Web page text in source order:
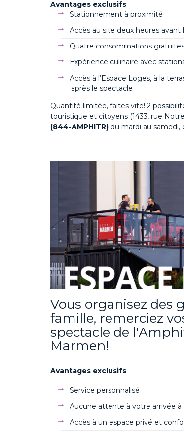
Avantages exclusifs :
Stationnement à proximité
Accès au site deux heures avant
Quatre consommations
Expérience culinaire avec
Accès à l’Espace Loges, à la
après le spectacle
Quantité limitée, faites vite! 2
touristique et citoyens (1433, rue
(844-AMPHITR) du mardi au samedi,
Vous organisez des
famille, remerciez
spectacle de
Marmen!
Avantages exclusifs :
Service personnalisé
Aucune attente à votre arrivée
Accès à un espace privé et